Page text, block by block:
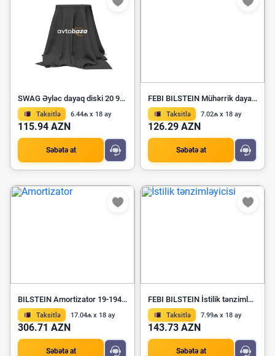
SWAG Əyləc dayaq diski 20 93 0541
Taksitlə 6.44₼ x 18 ay
115.94 AZN
Səbətə at
FEBI BILSTEIN Mühərrik dayağı 24081
Taksitlə 7.02₼ x 18 ay
126.29 AZN
Səbətə at
BILSTEIN Amortizator 19-194462
Taksitlə 17.04₼ x 18 ay
306.71 AZN
Səbətə at
FEBI BILSTEIN İstilik tənzimləyicisi 171946
Taksitlə 7.99₼ x 18 ay
143.73 AZN
Səbətə at